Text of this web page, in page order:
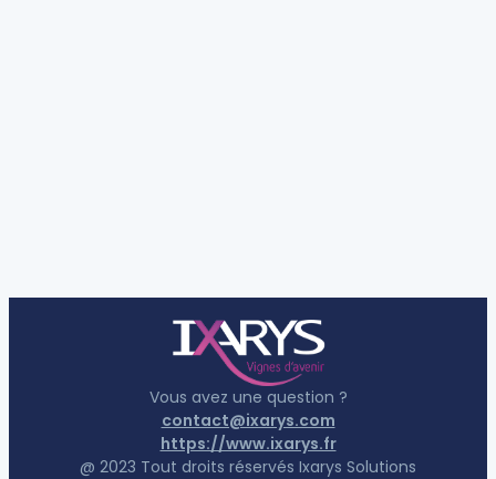
Vous avez une question ?
contact@ixarys.com
https://www.ixarys.fr
@ 2023 Tout droits réservés Ixarys Solutions